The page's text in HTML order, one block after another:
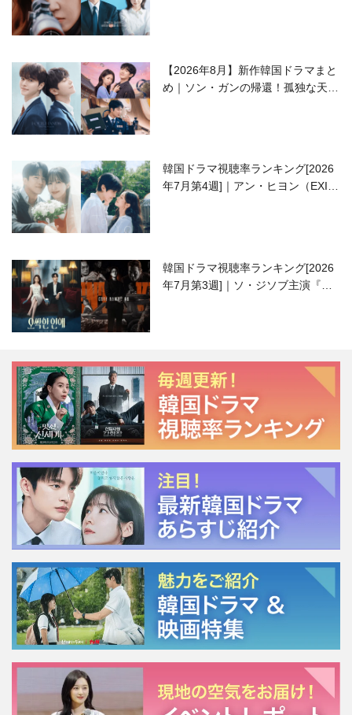
【2026年8月】新作韓国ドラマまと
め｜ソン・ガンの帰還！孤独な天才
韓国ドラマ視聴率ランキング[2026
年7月第4週]｜アン・ヒヨン（EXID
韓国ドラマ視聴率ランキング[2026
年7月第3週]｜ソ・ジソブ主演『エ